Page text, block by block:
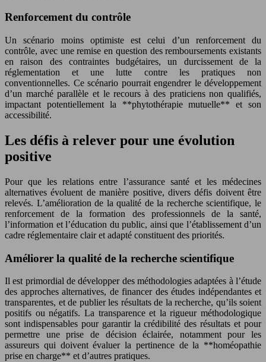
Renforcement du contrôle
Un scénario moins optimiste est celui d’un renforcement du
contrôle, avec une remise en question des remboursements existants
en raison des contraintes budgétaires, un durcissement de la
réglementation et une lutte contre les pratiques non
conventionnelles. Ce scénario pourrait engendrer le développement
d’un marché parallèle et le recours à des praticiens non qualifiés,
impactant potentiellement la **phytothérapie mutuelle** et son
accessibilité.
Les défis à relever pour une évolution
positive
Pour que les relations entre l’assurance santé et les médecines
alternatives évoluent de manière positive, divers défis doivent être
relevés. L’amélioration de la qualité de la recherche scientifique, le
renforcement de la formation des professionnels de la santé,
l’information et l’éducation du public, ainsi que l’établissement d’un
cadre réglementaire clair et adapté constituent des priorités.
Améliorer la qualité de la recherche scientifique
Il est primordial de développer des méthodologies adaptées à l’étude
des approches alternatives, de financer des études indépendantes et
transparentes, et de publier les résultats de la recherche, qu’ils soient
positifs ou négatifs. La transparence et la rigueur méthodologique
sont indispensables pour garantir la crédibilité des résultats et pour
permettre une prise de décision éclairée, notamment pour les
assureurs qui doivent évaluer la pertinence de la **homéopathie
prise en charge** et d’autres pratiques.